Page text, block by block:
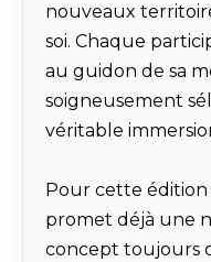
nouveaux
soi. Chaque
au guidon de sa
soigneusement
véritable
Pour cette édition
promet déjà une
concept toujours